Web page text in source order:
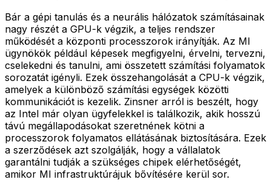
Bár a gépi tanulás és a neurális hálózatok számításainak
nagy részét a GPU-k végzik, a teljes rendszer
működését a központi processzorok irányítják. Az MI
ügynökök például képesek megfigyelni, érvelni, tervezni,
cselekedni és tanulni, ami összetett számítási folyamatok
sorozatát igényli. Ezek összehangolását a CPU-k végzik,
amelyek a különböző számítási egységek közötti
kommunikációt is kezelik. Zinsner arról is beszélt, hogy
az Intel már olyan ügyfelekkel is találkozik, akik hosszú
távú megállapodásokat szeretnének kötni a
processzorok folyamatos ellátásának biztosítására. Ezek
a szerződések azt szolgálják, hogy a vállalatok
garantálni tudják a szükséges chipek elérhetőségét,
amikor MI infrastruktúrájuk bővítésére kerül sor.